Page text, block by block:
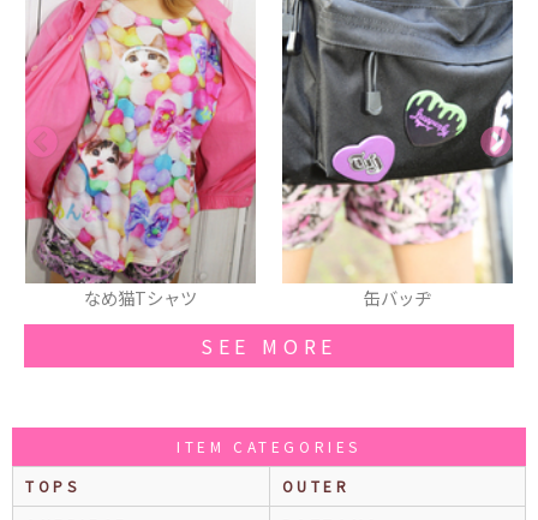
缶バッヂ ブーツ
SEE MORE
ITEM CATEGORIES
TOPS
OUTER